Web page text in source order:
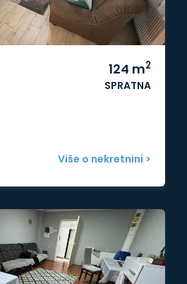
124 m2
SPRATNA
Više o nekretnini >